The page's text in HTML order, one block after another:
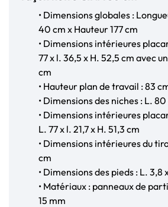
• Dimensions globales :
40 cm x Hauteur 177 cm
• Dimensions intérieures
77 x l. 36,5 x H. 52,5 cm avec
cm
• Hauteur plan de travail : 83
• Dimensions des niches : L. 80
• Dimensions intérieures
L. 77 x l. 21,7 x H. 51,3 cm
• Dimensions intérieures du
cm
• Dimensions des pieds : L. 3,8
• Matériaux : panneaux de
15 mm